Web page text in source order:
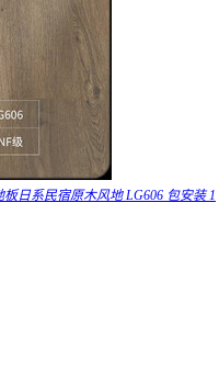
日系民宿原木风地 LG606 包安装 1